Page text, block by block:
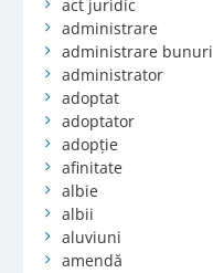
act juridic
administrare
administrare bunuri
administrator
adoptat
adoptator
adopție
afinitate
albie
albii
aluviuni
amendă